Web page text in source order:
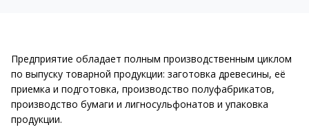
Предприятие обладает полным производственным циклом
по выпуску товарной продукции: заготовка древесины, её
приемка и подготовка, производство полуфабрикатов,
производство бумаги и лигносульфонатов и упаковка
продукции.